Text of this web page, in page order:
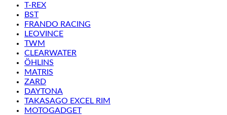
T-REX
BST
FRANDO RACING
LEOVINCE
TWM
CLEARWATER
ÖHLINS
MATRIS
ZARD
DAYTONA
TAKASAGO EXCEL RIM
MOTOGADGET